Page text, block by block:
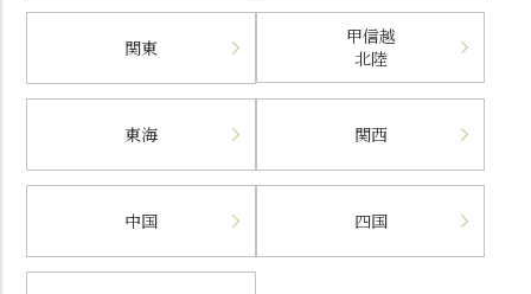
関東
甲信越
北陸
東海 関西
中国 四国